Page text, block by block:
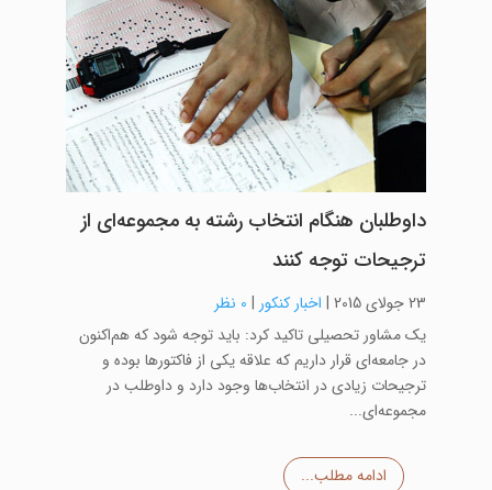
داوطلبان هنگام انتخاب رشته به مجموعه‌ای از
ترجیحات توجه کنند
23 جولای 2015 | اخبار کنکور | 0 نظر
یک مشاور تحصیلی تاکید کرد: باید توجه شود که هم‌اکنون
در جامعه‌ای قرار داریم که علاقه یکی از فاکتورها بوده و
ترجیحات زیادی در انتخاب‌ها وجود دارد و داوطلب در
مجموعه‌ای...
ادامه مطلب...